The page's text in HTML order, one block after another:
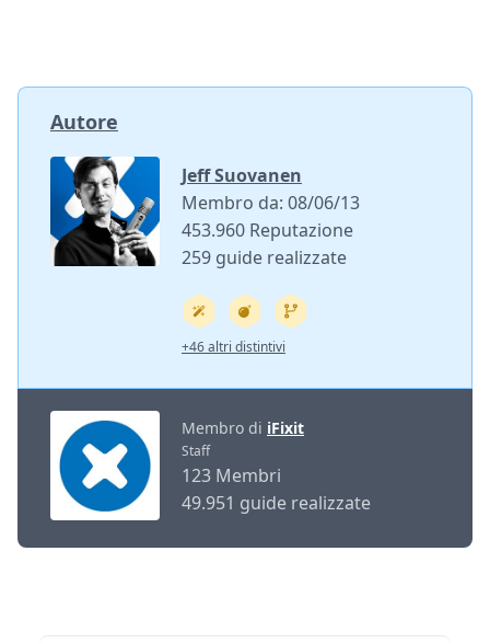
Autore
Jeff Suovanen
Membro da: 08/06/13
453.960 Reputazione
259 guide realizzate
+46 altri distintivi
Membro di iFixit
Staff
123 Membri
49.951 guide realizzate